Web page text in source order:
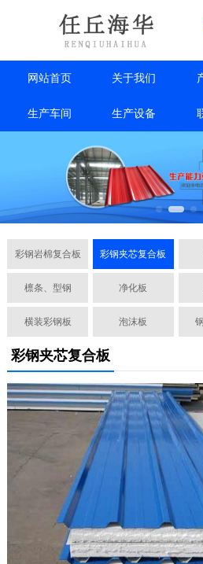
网站首页 关于我们
生产车间 生产设备
彩钢岩棉复合板 彩钢夹芯复合板
檩条、型钢 净化板
横装彩钢板 泡沫板
彩钢夹芯复合板